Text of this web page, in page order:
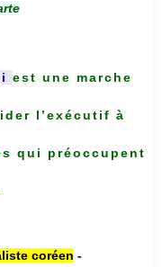
est une marche
l’exécutif à
qui préoccupent
coréen -